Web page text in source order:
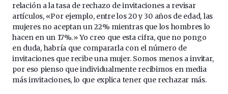
relación a la tasa de rechazo de invitaciones a revisar
artículos, «Por ejemplo, entre los 20 y 30 años de edad, las
mujeres no aceptan un 22% mientras que los hombres lo
hacen en un 17%.» Yo creo que esta cifra, que no pongo
en duda, habría que compararla con el número de
invitaciones que recibe una mujer. Somos menos a invitar,
por eso pienso que individualmente recibimos en media
más invitaciones, lo que explica tener que rechazar más.